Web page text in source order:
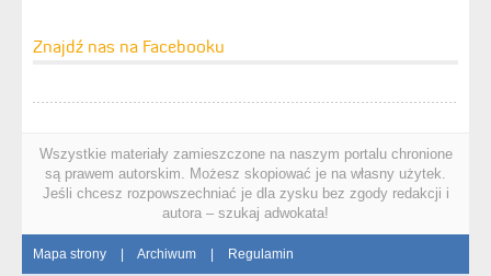
Znajdź nas na Facebooku
Wszystkie materiały zamieszczone na naszym portalu chronione
są prawem autorskim. Możesz skopiować je na własny użytek.
Jeśli chcesz rozpowszechniać je dla zysku bez zgody redakcji i
autora – szukaj adwokata!
Mapa strony | Archiwum | Regulamin